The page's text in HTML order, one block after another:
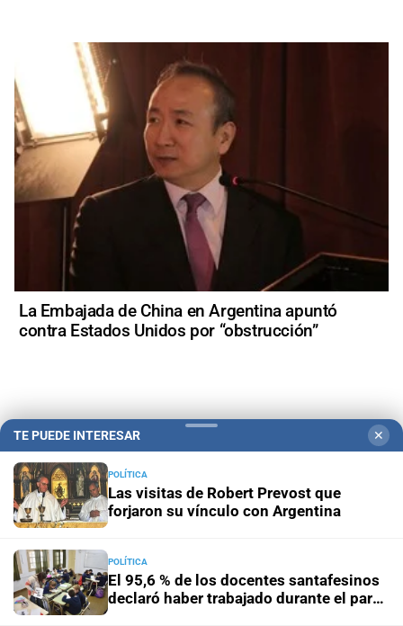
La Embajada de China en Argentina apuntó
contra Estados Unidos por “obstrucción”
+ Política
TE PUEDE INTERESAR ✕
POLÍTICA
Las visitas de Robert Prevost que
forjaron su vínculo con Argentina
POLÍTICA
El 95,6 % de los docentes santafesinos
declaró haber trabajado durante el paro